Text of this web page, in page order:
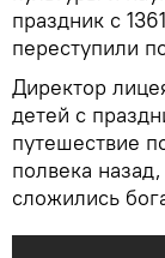
праздник с
переступили
Директор
детей с
путешествие
полвека
сложились